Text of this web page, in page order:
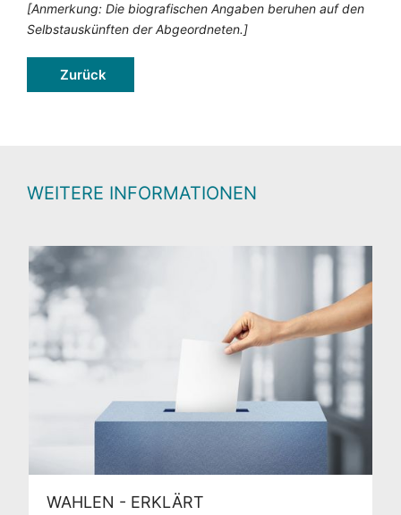
[Anmerkung: Die biografischen Angaben beruhen auf den
Selbstauskünften der Abgeordneten.]
Zurück
WEITERE INFORMATIONEN
WAHLEN - ERKLÄRT